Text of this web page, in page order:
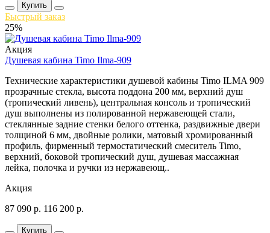
Купить
Быстрый заказ
25%
Акция
Душевая кабина Timo Ilma-909
Технические характеристики душевой кабины Timo ILMA 909
прозрачные стекла, высота поддона 200 мм, верхний душ
(тропический ливень), центральная консоль и тропический
душ выполнены из полированной нержавеющей стали,
стеклянные задние стенки белого оттенка, раздвижные двери
толщиной 6 мм, двойные ролики, матовый хромированный
профиль, фирменный термостатический смеситель Timo,
верхний, боковой тропический душ, душевая массажная
лейка, полочка и ручки из нержавеющ..
Акция
87 090 р. 116 200 р.
Купить